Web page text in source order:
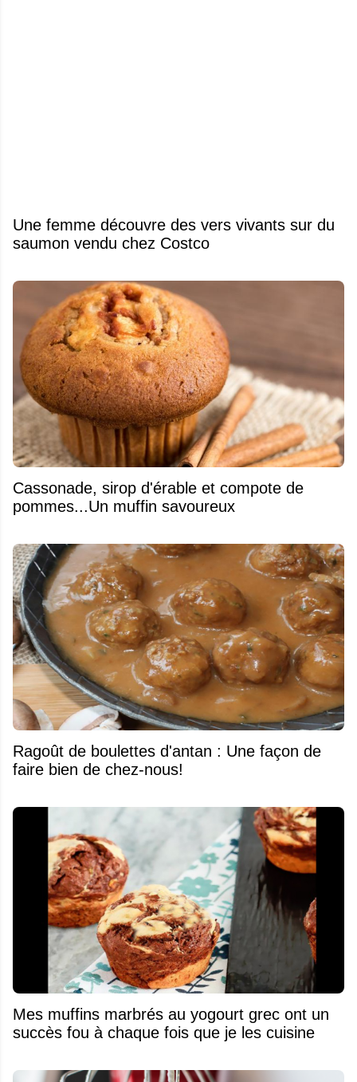
Une femme découvre des vers vivants sur du
saumon vendu chez Costco
​Cassonade, sirop d'érable et compote de
pommes...Un muffin savoureux
Ragoût de boulettes d'antan : Une façon de
faire bien de chez-nous!
Mes muffins marbrés au yogourt grec ont un
succès fou à chaque fois que je les cuisine